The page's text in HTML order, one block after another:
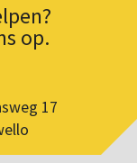
op.
17